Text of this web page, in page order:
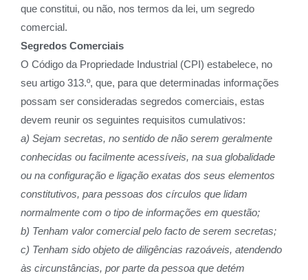
que constitui, ou não, nos termos da lei, um segredo
comercial.
Segredos Comerciais
O Código da Propriedade Industrial (CPI) estabelece, no
seu artigo 313.º, que, para que determinadas informações
possam ser consideradas segredos comerciais, estas
devem reunir os seguintes requisitos cumulativos:
a) Sejam secretas, no sentido de não serem geralmente
conhecidas ou facilmente acessíveis, na sua globalidade
ou na configuração e ligação exatas dos seus elementos
constitutivos, para pessoas dos círculos que lidam
normalmente com o tipo de informações em questão;
b) Tenham valor comercial pelo facto de serem secretas;
c) Tenham sido objeto de diligências razoáveis, atendendo
às circunstâncias, por parte da pessoa que detém